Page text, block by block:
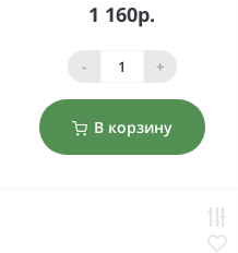
1 160р.
- +
В корзину